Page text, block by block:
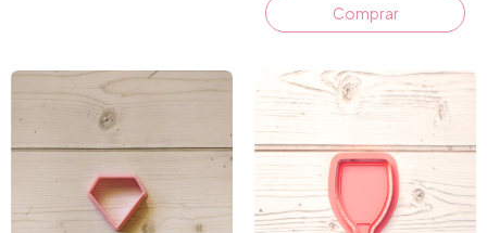
Comprar